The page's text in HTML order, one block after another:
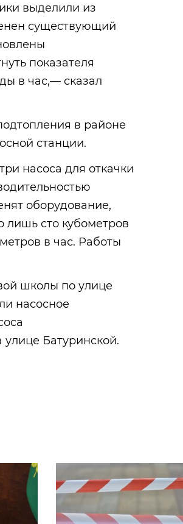
выделили из
существующий
показателя
в час,— сказал
в районе
станции.
насоса для откачки
оборудование,
лишь сто кубометров
в час. Работы
школы по улице
насосное
улице Батуринской.